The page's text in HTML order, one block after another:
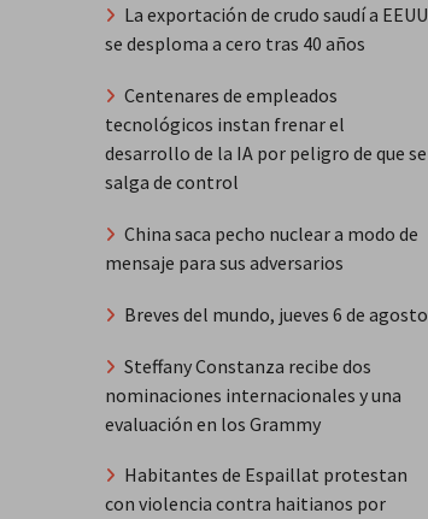
La exportación de crudo saudí a EEUU
se desploma a cero tras 40 años
Centenares de empleados
tecnológicos instan frenar el
desarrollo de la IA por peligro de que se
salga de control
China saca pecho nuclear a modo de
mensaje para sus adversarios
Breves del mundo, jueves 6 de agosto
Steffany Constanza recibe dos
nominaciones internacionales y una
evaluación en los Grammy
Habitantes de Espaillat protestan
con violencia contra haitianos por